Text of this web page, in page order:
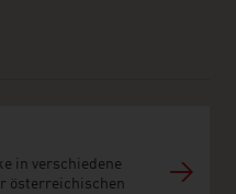
in verschiedene
österreichischen